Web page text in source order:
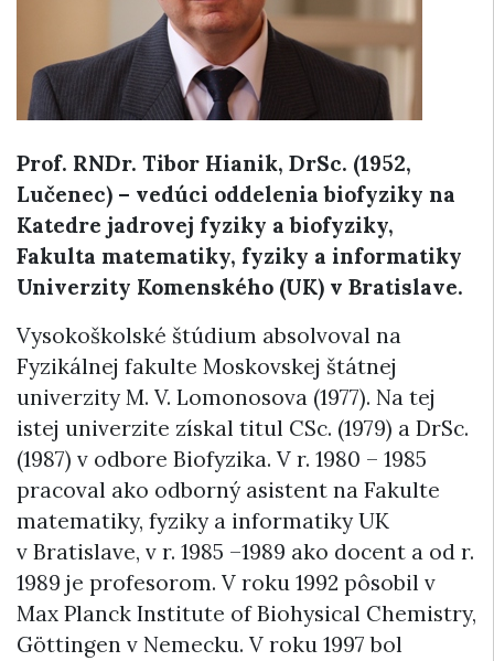
Prof. RNDr. Tibor Hianik, DrSc. (1952,
Lučenec) – vedúci oddelenia biofyziky na
Katedre jadrovej fyziky a biofyziky,
Fakulta matematiky, fyziky a informatiky
Univerzity Komenského (UK) v Bratislave.
Vysokoškolské štúdium absolvoval na
Fyzikálnej fakulte Moskovskej štátnej
univerzity M. V. Lomonosova (1977). Na tej
istej univerzite získal titul CSc. (1979) a DrSc.
(1987) v odbore Biofyzika. V r. 1980 – 1985
pracoval ako odborný asistent na Fakulte
matematiky, fyziky a informatiky UK
v Bratislave, v r. 1985 –1989 ako docent a od r.
1989 je profesorom. V roku 1992 pôsobil v
Max Planck Institute of Biohysical Chemistry,
Göttingen v Nemecku. V roku 1997 bol